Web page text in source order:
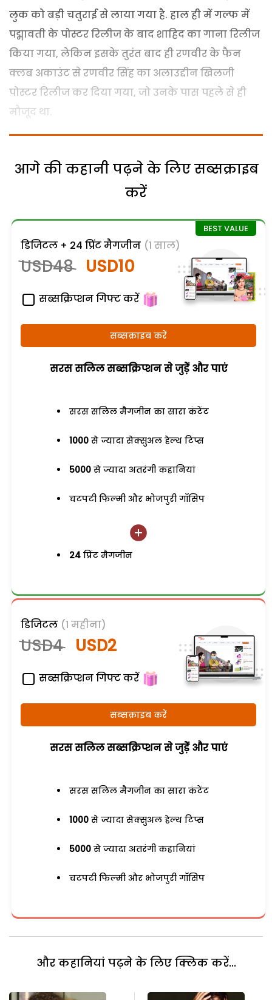
लुक को बड़ी चतुराई से लाया गया है. हाल ही में गल्फ में
पद्मावती के पोस्टर रिलीज के बाद शाहिद का गाना रिलीज
किया गया, लेकिन इसके तुरंत बाद ही रणवीर के फैन
क्लब अकाउंट से रणवीर सिंह का अलाउद्दीन खिलजी
पोस्टर रिलीज कर दिया गया, जो उनके पास पहले से ही
मौजूद था.
आगे की कहानी पढ़ने के लिए सब्सक्राइब
करें
डिजिटल + 24 प्रिंट मैगजीन (1 साल)
USD48 USD10
सब्सक्रिप्शन गिफ्ट करें
सब्सक्राइब करें
सरस सलिल सब्सक्रिप्शन से जुड़ेें और पाएं
सरस सलिल मैगजीन का सारा कंटेंट
1000 से ज्यादा सेक्सुअल हेल्थ टिप्स
5000 से ज्यादा अतरंगी कहानियां
चटपटी फिल्मी और भोजपुरी गॉसिप
24 प्रिंट मैगजीन
डिजिटल (1 महीना)
USD4 USD2
सब्सक्रिप्शन गिफ्ट करें
सब्सक्राइब करें
सरस सलिल सब्सक्रिप्शन से जुड़ेें और पाएं
सरस सलिल मैगजीन का सारा कंटेंट
1000 से ज्यादा सेक्सुअल हेल्थ टिप्स
5000 से ज्यादा अतरंगी कहानियां
चटपटी फिल्मी और भोजपुरी गॉसिप
और कहानियां पढ़ने के लिए क्लिक करें...